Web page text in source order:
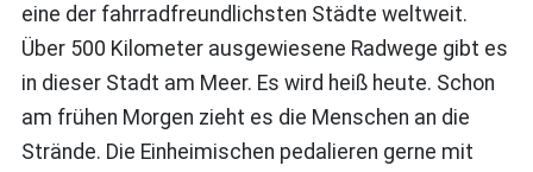
eine der fahrradfreundlichsten Städte weltweit.
Über 500 Kilometer ausgewiesene Radwege gibt es
in dieser Stadt am Meer. Es wird heiß heute. Schon
am frühen Morgen zieht es die Menschen an die
Strände. Die Einheimischen pedalieren gerne mit